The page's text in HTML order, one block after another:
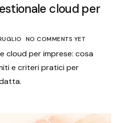
cloud per
NO COMMENTS YET
cloud per imprese: cosa
e criteri pratici per